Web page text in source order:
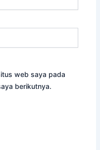
web saya pada
berikutnya.